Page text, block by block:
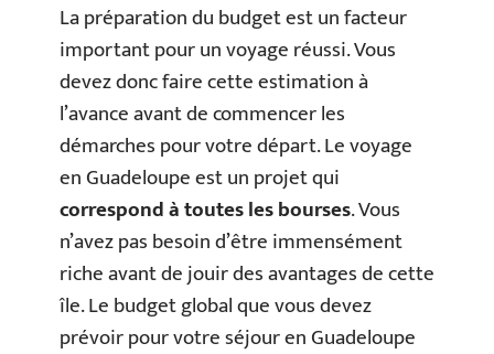
La préparation du budget est un facteur
important pour un voyage réussi. Vous
devez donc faire cette estimation à
l’avance avant de commencer les
démarches pour votre départ. Le voyage
en Guadeloupe est un projet qui
correspond à toutes les bourses. Vous
n’avez pas besoin d’être immensément
riche avant de jouir des avantages de cette
île. Le budget global que vous devez
prévoir pour votre séjour en Guadeloupe